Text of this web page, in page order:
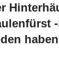
haben